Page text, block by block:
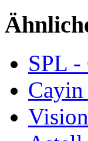
SPL